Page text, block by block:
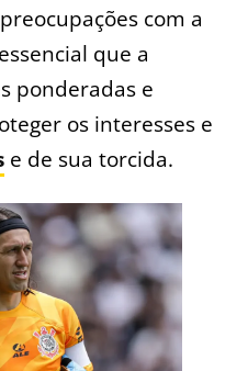
com a
que a
ponderadas e
os interesses e
e de sua torcida.